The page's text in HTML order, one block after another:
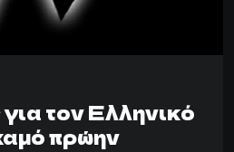
τον Ελληνικό
πρώην